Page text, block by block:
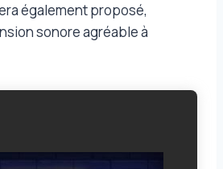
également proposé,
sonore agréable à